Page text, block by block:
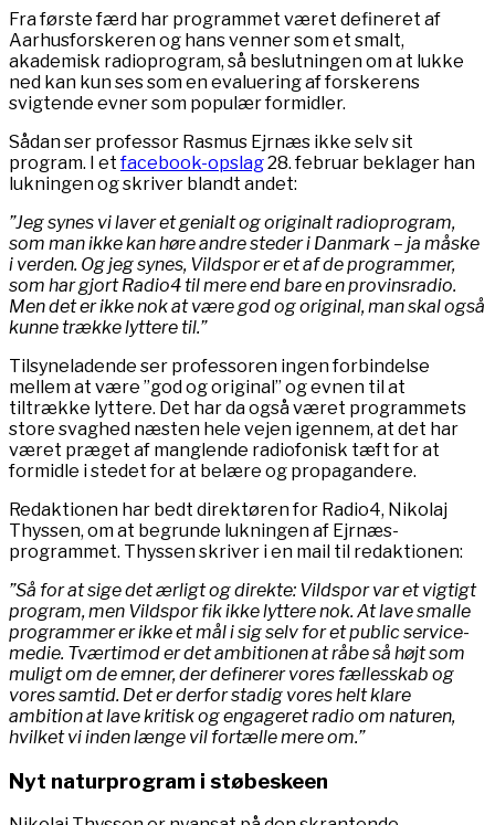
Fra første færd har programmet været defineret af
Aarhusforskeren og hans venner som et smalt,
akademisk radioprogram, så beslutningen om at lukke
ned kan kun ses som en evaluering af forskerens
svigtende evner som populær formidler.
Sådan ser professor Rasmus Ejrnæs ikke selv sit
program. I etfacebook-opslag28. februar beklager han
lukningen og skriver blandt andet:
”Jeg synes vi laver et genialt og originalt radioprogram,
som man ikke kan høre andre steder i Danmark – ja måske
i verden. Og jeg synes, Vildspor er et af de programmer,
som har gjort Radio4 til mere end bare en provinsradio.
Men det er ikke nok at være god og original, man skal også
kunne trække lyttere til.”
Tilsyneladende ser professoren ingen forbindelse
mellem at være ”god og original” og evnen til at
tiltrække lyttere. Det har da også været programmets
store svaghed næsten hele vejen igennem, at det har
været præget af manglende radiofonisk tæft for at
formidle i stedet for at belære og propagandere.
Redaktionen har bedt direktøren for Radio4, Nikolaj
Thyssen, om at begrunde lukningen af Ejrnæs-
programmet. Thyssen skriver i en mail til redaktionen:
”Så for at sige det ærligt og direkte: Vildspor var et vigtigt
program, men Vildspor fik ikke lyttere nok. At lave smalle
programmer er ikke et mål i sig selv for et public service-
medie. Tværtimod er det ambitionen at råbe så højt som
muligt om de emner, der definerer vores fællesskab og
vores samtid. Det er derfor stadig vores helt klare
ambition at lave kritisk og engageret radio om naturen,
hvilket vi inden længe vil fortælle mere om.”
Nyt naturprogram i støbeskeen